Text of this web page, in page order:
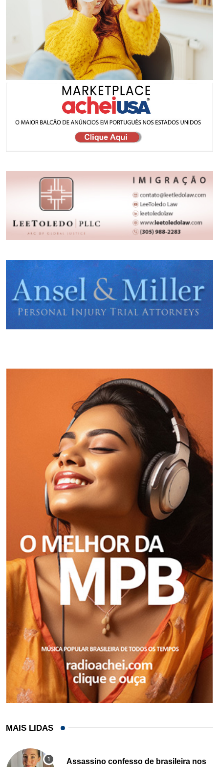
MAIS LIDAS
Assassino confesso de brasileira nos